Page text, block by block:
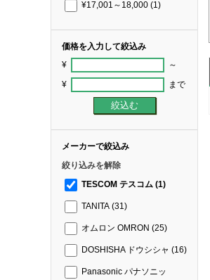
¥17,001～18,000 (1)
価格を入力して絞込み
¥ ～
¥ まで
メーカーで絞込み
絞り込みを解除
TESCOM テスコム (1)
TANITA (31)
オムロン OMRON (25)
DOSHISHA ドウシシャ (16)
Panasonic パナソニッ